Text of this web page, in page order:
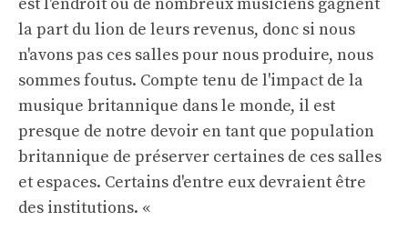
est l'endroit où de nombreux musiciens gagnent
la part du lion de leurs revenus, donc si nous
n'avons pas ces salles pour nous produire, nous
sommes foutus. Compte tenu de l'impact de la
musique britannique dans le monde, il est
presque de notre devoir en tant que population
britannique de préserver certaines de ces salles
et espaces. Certains d'entre eux devraient être
des institutions. «